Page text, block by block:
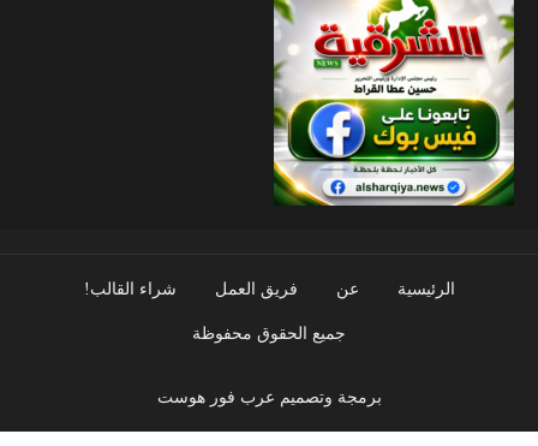
الرئيسية عن فريق العمل شراء القالب!
جميع الحقوق محفوظة
برمجة وتصميم عرب فور هوست